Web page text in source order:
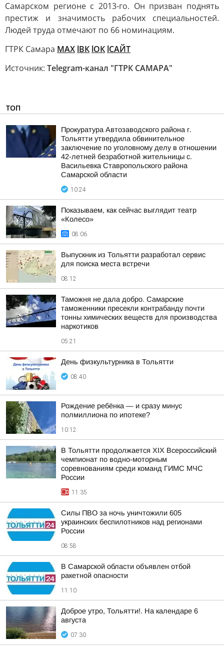
Самарском регионе с 2013-го. Он призван поднять
престиж и значимость рабочих специальностей.
Людей труда отмечают по 66 номинациям.
ГТРК Самара MAX lВК lОК lСАЙТ
Источник: Telegram-канал "ГТРК САМАРА"
ТОП
Прокуратура Автозаводского района г.
Тольятти утвердила обвинительное
заключение по уголовному делу в отношении
42-летней безработной жительницы с.
Васильевка Ставропольского района
Самарской области
10:24
Показываем, как сейчас выглядит театр
«Колесо»
08:06
Выпускник из Тольятти разработал сервис
для поиска места встречи
08:12
Таможня не дала добро. Самарские
таможенники пресекли контрабанду почти
тонны химических веществ для производства
наркотиков
05:21
День физкультурника в Тольятти
08:40
Рождение ребёнка — и сразу минус
полмиллиона по ипотеке?
10:12
В Тольятти продолжается XIX Всероссийский
чемпионат по водно-моторным
соревнованиям среди команд ГИМС МЧС
России
11:35
Силы ПВО за ночь уничтожили 605
украинских беспилотников над регионами
России
08:58
В Самарской области объявлен отбой
ракетной опасности
11:10
Доброе утро, Тольятти!. На календаре 6
августа
07:30